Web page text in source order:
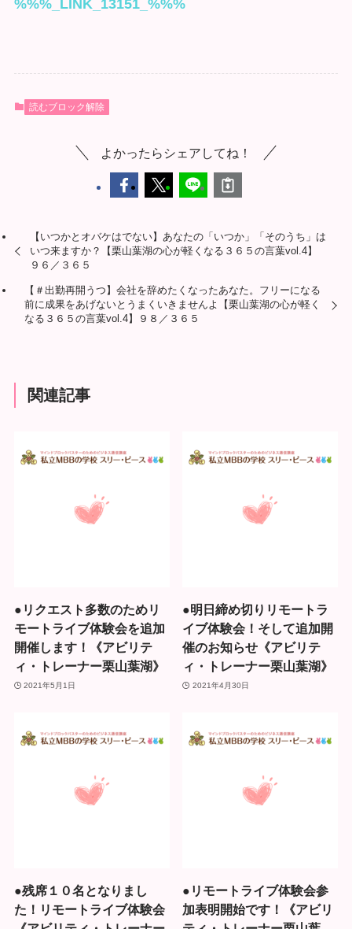
%%%_LINK_13151_%%%
読むブロック解除
よかったらシェアしてね！
【いつかとオバケはでない】あなたの「いつか」「そのうち」は
いつ来ますか？【栗山葉湖の心が軽くなる３６５の言葉vol.4】
９６／３６５
【＃出勤再開うつ】会社を辞めたくなったあなた。フリーになる
前に成果をあげないとうまくいきませんよ【栗山葉湖の心が軽く
なる３６５の言葉vol.4】９８／３６５
関連記事
●リクエスト多数のためリ
モートライブ体験会を追加
開催します！《アビリテ
ィ・トレーナー栗山葉湖》
2021年5月1日
●明日締め切りリモートラ
イブ体験会！そして追加開
催のお知らせ《アビリテ
ィ・トレーナー栗山葉湖》
2021年4月30日
●残席１０名となりまし
た！リモートライブ体験会
●リモートライブ体験会参
加表明開始です！《アビリ